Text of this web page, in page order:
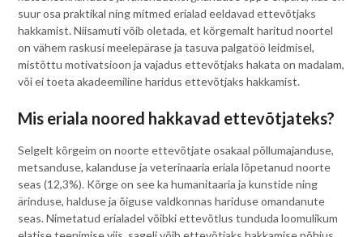
suur osa praktikal ning mitmed erialad eeldavad ettevõtjaks
hakkamist. Niisamuti võib oletada, et kõrgemalt haritud noortel
on vähem raskusi meelepärase ja tasuva palgatöö leidmisel,
mistõttu motivatsioon ja vajadus ettevõtjaks hakata on madalam,
või ei toeta akadeemiline haridus ettevõtjaks hakkamist.
Mis eriala noored hakkavad ettevõtjateks?
Selgelt kõrgeim on noorte ettevõtjate osakaal põllumajanduse,
metsanduse, kalanduse ja veterinaaria eriala lõpetanud noorte
seas (12,3%). Kõrge on see ka humanitaaria ja kunstide ning
ärinduse, halduse ja õiguse valdkonnas hariduse omandanute
seas. Nimetatud erialadel võibki ettevõtlus tunduda loomulikum